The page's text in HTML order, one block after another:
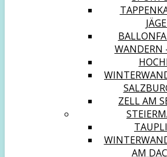
WANDERN
ZELL AM
AM